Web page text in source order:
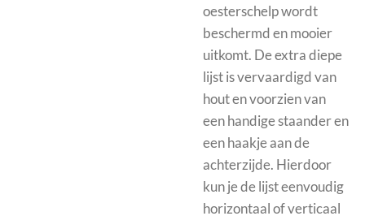
oesterschelp wordt
beschermd en mooier
uitkomt. De extra diepe
lijst is vervaardigd van
hout en voorzien van
een handige staander en
een haakje aan de
achterzijde. Hierdoor
kun je de lijst eenvoudig
horizontaal of verticaal